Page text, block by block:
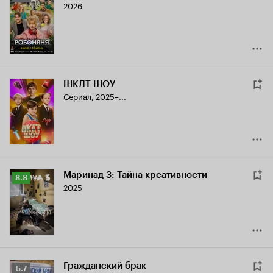
Кинопоиска
6.6
2026
ШКЛТ ШОУ
Сериал, 2025–...
Рейтинг
Кинопоиска
8.8
8.8 Маринад 3: Тайна креативности
2025
Рейтинг
5.7 Гражданский брак